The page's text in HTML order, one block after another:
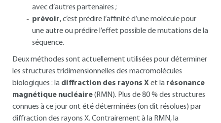
avec d’autres partenaires ;
prévoir, c’est prédire l’affinité d’une molécule pour
une autre ou prédire l’effet possible de mutations de la
séquence.
Deux méthodes sont actuellement utilisées pour déterminer
les structures tridimensionnelles des macromolécules
biologiques : la diffraction des rayons Xet la résonance
magnétique nucléaire(RMN). Plus de 80 % des structures
connues à ce jour ont été déterminées (on dit résolues) par
diffraction des rayons X. Contrairement à la RMN, la